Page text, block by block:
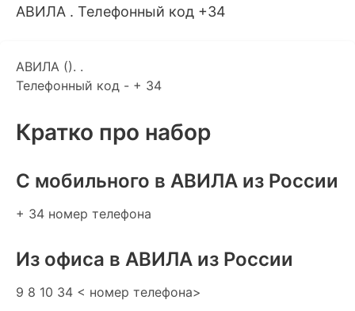
АВИЛА . Телефонный код +34
АВИЛА (). .
Телефонный код - + 34
Кратко про набор
C мобильного в АВИЛА из России
+ 34 номер телефона
Из офиса в АВИЛА из России
9 8 10 34 < номер телефона>